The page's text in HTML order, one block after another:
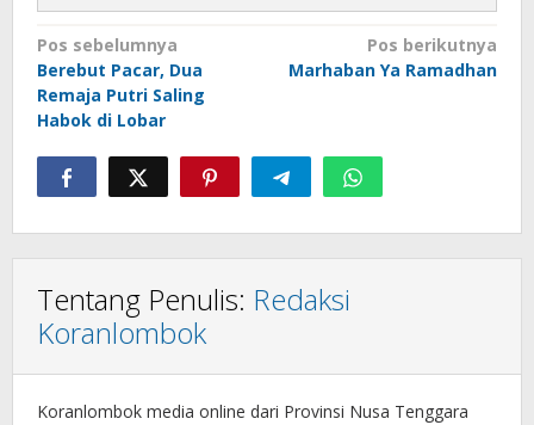
Navigasi
pos
Pos sebelumnya
Berebut Pacar, Dua
Remaja Putri Saling
Habok di Lobar
Pos berikutnya
Marhaban Ya Ramadhan
Tentang Penulis: Redaksi
Koranlombok
Koranlombok media online dari Provinsi Nusa Tenggara